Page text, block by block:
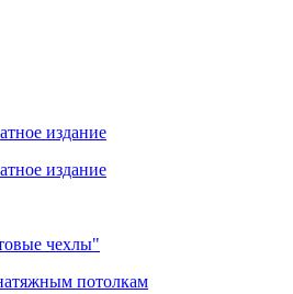
издание
издание
чехлы"
потолкам